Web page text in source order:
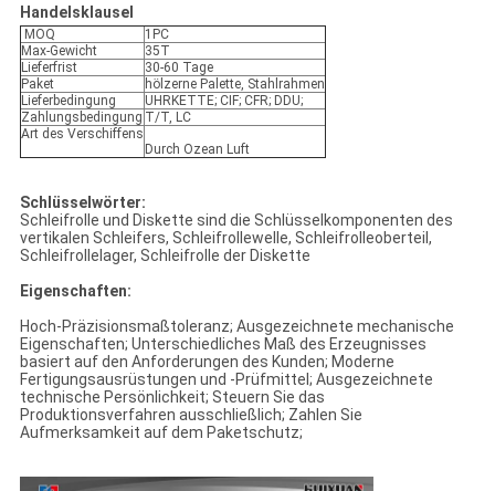
Handelsklausel
MOQ
1PC
Max-Gewicht
35T
Lieferfrist
30-60 Tage
Paket
hölzerne Palette, Stahlrahmen
Lieferbedingung
UHRKETTE; CIF; CFR; DDU;
Zahlungsbedingung T/T, LC
Art des Verschiffens
Durch Ozean Luft
Schlüsselwörter:
Schleifrolle und Diskette sind die Schlüsselkomponenten des
vertikalen Schleifers, Schleifrollewelle, Schleifrolleoberteil,
Schleifrollelager, Schleifrolle der Diskette
Eigenschaften:
Hoch-Präzisionsmaßtoleranz; Ausgezeichnete mechanische
Eigenschaften; Unterschiedliches Maß des Erzeugnisses
basiert auf den Anforderungen des Kunden; Moderne
Fertigungsausrüstungen und -Prüfmittel; Ausgezeichnete
technische Persönlichkeit; Steuern Sie das
Produktionsverfahren ausschließlich; Zahlen Sie
Aufmerksamkeit auf dem Paketschutz;